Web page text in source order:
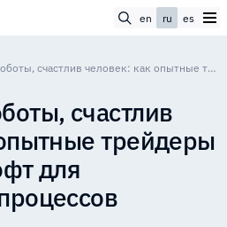
en ru es
Вкалывают роботы, счастлив человек: как опытные трейдеры используют софт для оптимизации процессов
счастлив
трейдеры
для